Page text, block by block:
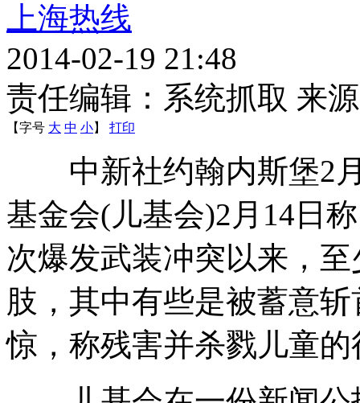
上海热线
2014-02-19 21:48
责任编辑：系统抓取 来
【字号 大 中 小】 打印
中新社约翰内斯堡2月
基金会(儿基会)2月14日
次爆发武装冲突以来，
肢，其中有些是被蓄意
惊，称残害并杀戮儿童